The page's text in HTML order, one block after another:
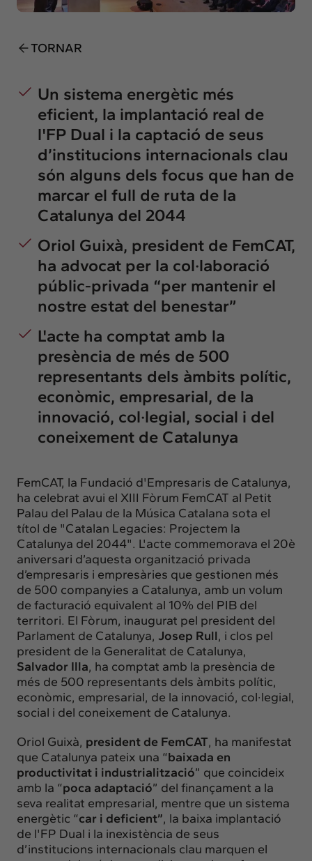
TORNAR
Un sistema energètic més
eficient, la implantació real de
l'FP Dual i la captació de seus
d’institucions internacionals clau
són alguns dels focus que han de
marcar el full de ruta de la
Catalunya del 2044
Oriol Guixà, president de FemCAT,
ha advocat per la col·laboració
públic-privada “per mantenir el
nostre estat del benestar”
L'acte ha comptat amb la
presència de més de 500
representants dels àmbits polític,
econòmic, empresarial, de la
innovació, col·legial, social i del
coneixement de Catalunya
FemCAT, la Fundació d'Empresaris de Catalunya,
ha celebrat avui el XIII Fòrum FemCAT al Petit
Palau del Palau de la Música Catalana sota el
títol de "Catalan Legacies: Projectem la
Catalunya del 2044". L'acte commemorava el 20è
aniversari d’aquesta organització privada
d’empresaris i empresàries que gestionen més
de 500 companyies a Catalunya, amb un volum
de facturació equivalent al 10% del PIB del
territori. El Fòrum, inaugurat pel president del
Parlament de Catalunya, Josep Rull, i clos pel
president de la Generalitat de Catalunya,
Salvador Illa, ha comptat amb la presència de
més de 500 representants dels àmbits polític,
econòmic, empresarial, de la innovació, col·legial,
social i del coneixement de Catalunya.
Oriol Guixà, president de FemCAT, ha manifestat
que Catalunya pateix una “baixada en
productivitat i industrialització” que coincideix
amb la “poca adaptació” del finançament a la
seva realitat empresarial, mentre que un sistema
energètic “car i deficient”, la baixa implantació
de l'FP Dual i la inexistència de seus
d’institucions internacionals clau marquen el